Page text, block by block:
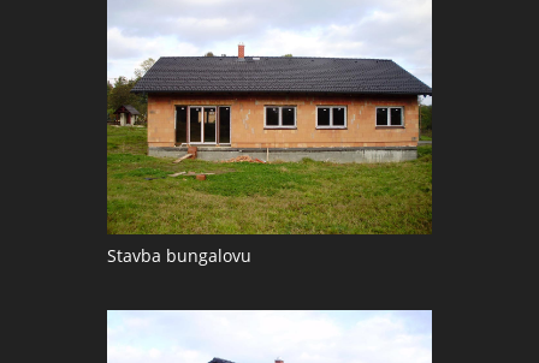
Stavba bungalovu